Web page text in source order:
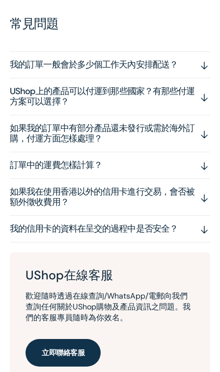
常見問題
我的訂單一般會於多少個工作天內安排配送？
UShop上的產品可以付運到那些國家？有那些付運
方案可以選擇？
如果我的訂單中有部分產品還未發行或需於海外訂
購，付運方面怎樣處理？
訂單中的運費怎樣計算？
如果我在使用香港以外的信用卡進行交易，會否被
額外徵收費用？
我的信用卡的資料在呈交的過程中是否安全？
UShop在線客服
歡迎隨時透過在線查詢/WhatsApp/電郵向我們
查詢任何關於UShop購物及產品資訊之問題。我
們的客服專員隨時為你效名。
立即聯絡客服